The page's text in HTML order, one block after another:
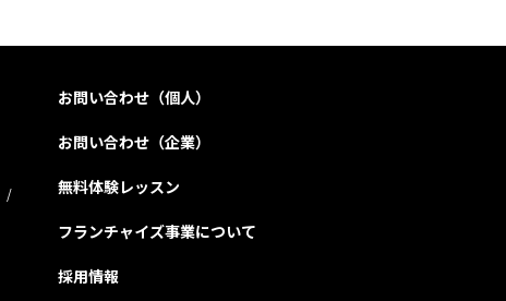
お問い合わせ（個人）
お問い合わせ（企業）
無料体験レッスン
フランチャイズ事業について
採用情報